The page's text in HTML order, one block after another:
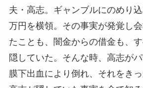
夫・高志。ギャンブルにのめり
万円を横領。その事実が発覚し
たことも、闇金からの借金も、
隠していた。そんな時、高志が
膜下出血により倒れ、それをき